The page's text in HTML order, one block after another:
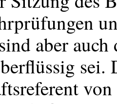
aber
sei.